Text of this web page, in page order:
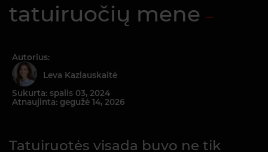
tatuiruočių mene
Autorius:
Leva Kazlauskaitė
Sukurta: spalis 03, 2024
Atnaujinta: gegužė 14, 2026
Tatuiruotės visada buvo ne tik